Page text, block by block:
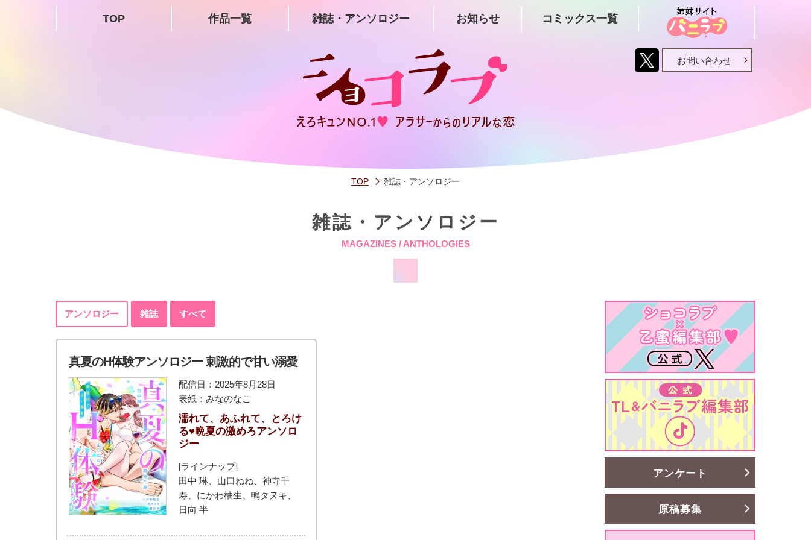
TOP 作品一覧 雑誌・アンソロジー お知らせ コミックス一覧
お問い合わせ
TOP 雑誌・アンソロジー
雑誌・アンソロジー
MAGAZINES / ANTHOLOGIES
アンソロジー 雑誌 すべて
真夏のH体験アンソロジー 刺激的で甘い溺愛
配信日：2025年8月28日
表紙：みなのなこ
濡れて、あふれて、とろけ
る♥晩夏の激めろアンソロ
ジー
[ラインナップ]
田中 琳、山口ねね、神寺千
寿、にかわ柚生、鴫タヌキ、
日向 半
アンケート
原稿募集